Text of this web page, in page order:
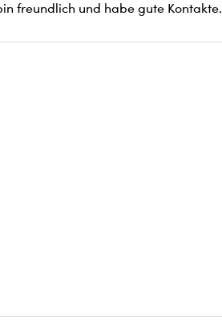
freundlich und habe gute Kontakte.